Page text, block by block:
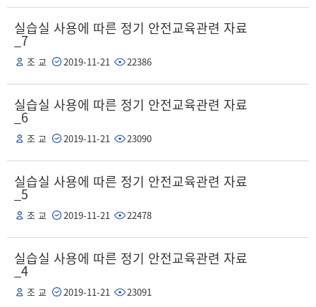
실습실 사용에 따른 정기 안전교육관련 자료
_7
조 교 2019-11-21 22386
실습실 사용에 따른 정기 안전교육관련 자료
_6
조 교 2019-11-21 23090
실습실 사용에 따른 정기 안전교육관련 자료
_5
조 교 2019-11-21 22478
실습실 사용에 따른 정기 안전교육관련 자료
_4
조 교 2019-11-21 23091